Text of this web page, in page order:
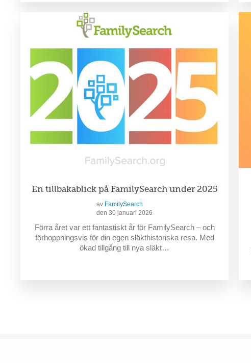
En tillbakablick på FamilySearch under 2025
av FamilySearch
den 30 januari 2026
Förra året var ett fantastiskt år för FamilySearch – och
förhoppningsvis för din egen släkthistoriska resa. Med
ökad tillgång till nya släkt…